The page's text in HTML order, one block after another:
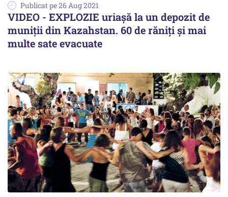
Publicat pe 26 Aug 2021
VIDEO - EXPLOZIE uriașă la un depozit de
muniţii din Kazahstan. 60 de răniţi şi mai
multe sate evacuate